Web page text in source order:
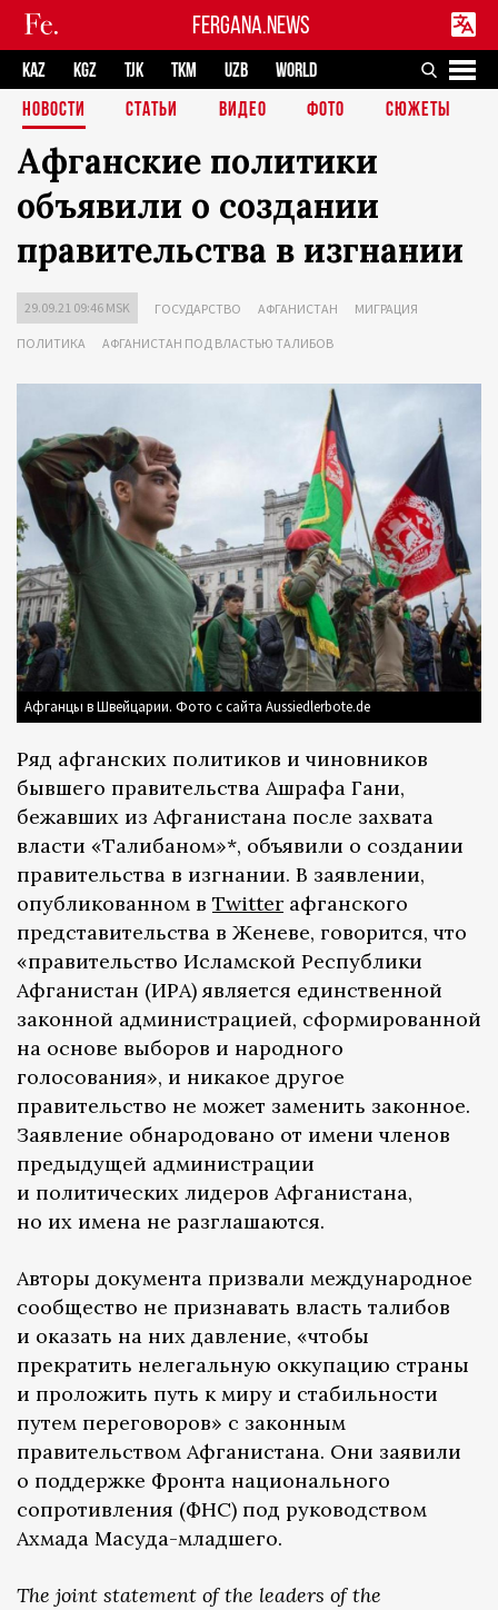
FERGANA.NEWS
KAZ KGZ TJK TKM UZB
WORLD
НОВОСТИ
СТАТЬИ ВИДЕО ФОТО СЮЖЕТЫ
Афганские политики
объявили о создании
правительства в изгнании
29.09.21 09:46 MSK ГОСУДАРСТВО АФГАНИСТАН МИГРАЦИЯ
ПОЛИТИКА АФГАНИСТАН ПОД ВЛАСТЬЮ ТАЛИБОВ
Афганцы в Швейцарии. Фото с сайта Aussiedlerbote.de
Ряд афганских политиков и чиновников
бывшего правительства Ашрафа Гани,
бежавших из Афганистана после захвата
власти «Талибаном»*, объявили о создании
правительства в изгнании. В заявлении,
опубликованном в Twitter афганского
представительства в Женеве, говорится, что
«правительство Исламской Республики
Афганистан (ИРА) является единственной
законной администрацией, сформированной
на основе выборов и народного
голосования», и никакое другое
правительство не может заменить законное.
Заявление обнародовано от имени членов
предыдущей администрации
и политических лидеров Афганистана,
но их имена не разглашаются.
Авторы документа призвали международное
сообщество не признавать власть талибов
и оказать на них давление, «чтобы
прекратить нелегальную оккупацию страны
и проложить путь к миру и стабильности
путем переговоров» с законным
правительством Афганистана. Они заявили
о поддержке Фронта национального
сопротивления (ФНС) под руководством
Ахмада Масуда-младшего.
The joint statement of the leaders of the